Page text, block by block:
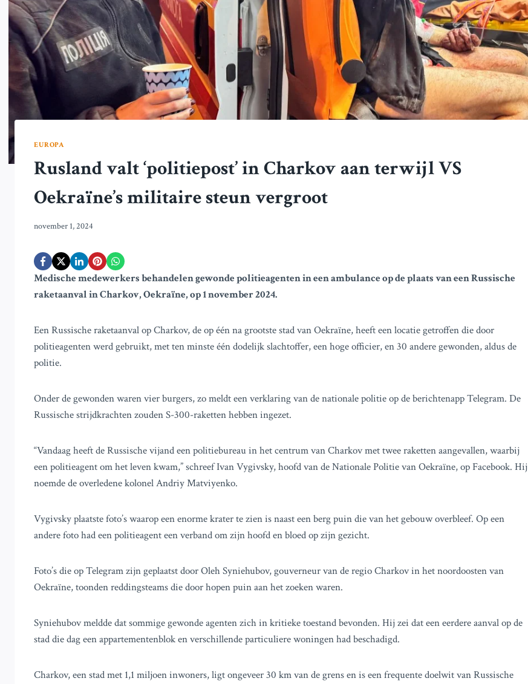
EUROPA
Rusland valt ‘politiepost’ in Charkov aan terwijl VS
Oekraïne’s militaire steun vergroot
november 1, 2024
Medische medewerkers behandelen gewonde politieagenten in een ambulance op de plaats van een Russische
raketaanval in Charkov, Oekraïne, op 1 november 2024.
Een Russische raketaanval op Charkov, de op één na grootste stad van Oekraïne, heeft een locatie getroffen die door
politieagenten werd gebruikt, met ten minste één dodelijk slachtoffer, een hoge officier, en 30 andere gewonden, aldus de
politie.
Onder de gewonden waren vier burgers, zo meldt een verklaring van de nationale politie op de berichtenapp Telegram. De
Russische strijdkrachten zouden S-300-raketten hebben ingezet.
“Vandaag heeft de Russische vijand een politiebureau in het centrum van Charkov met twee raketten aangevallen, waarbij
een politieagent om het leven kwam,” schreef Ivan Vygivsky, hoofd van de Nationale Politie van Oekraïne, op Facebook. Hij
noemde de overledene kolonel Andriy Matviyenko.
Vygivsky plaatste foto’s waarop een enorme krater te zien is naast een berg puin die van het gebouw overbleef. Op een
andere foto had een politieagent een verband om zijn hoofd en bloed op zijn gezicht.
Foto’s die op Telegram zijn geplaatst door Oleh Syniehubov, gouverneur van de regio Charkov in het noordoosten van
Oekraïne, toonden reddingsteams die door hopen puin aan het zoeken waren.
Syniehubov meldde dat sommige gewonde agenten zich in kritieke toestand bevonden. Hij zei dat een eerdere aanval op de
stad die dag een appartementenblok en verschillende particuliere woningen had beschadigd.
Charkov, een stad met 1,1 miljoen inwoners, ligt ongeveer 30 km van de grens en is een frequente doelwit van Russische